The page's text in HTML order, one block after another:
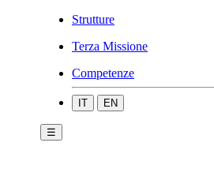
Strutture
Terza Missione
Competenze
IT EN
☰